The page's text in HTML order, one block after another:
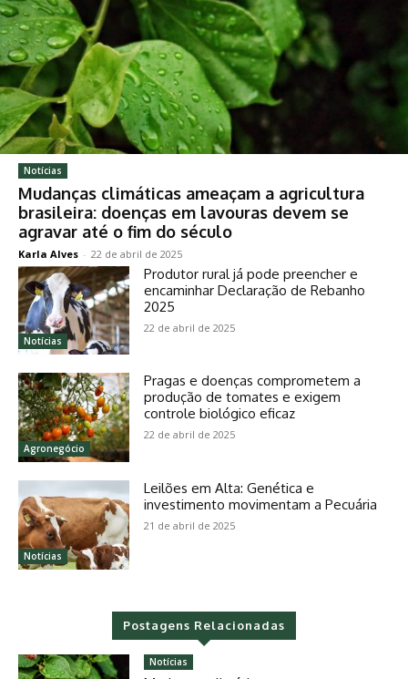
Notícias
Mudanças climáticas ameaçam a agricultura
brasileira: doenças em lavouras devem se
agravar até o fim do século
Karla Alves - 22 de abril de 2025
Notícias
Produtor rural já pode preencher e
encaminhar Declaração de Rebanho
2025
22 de abril de 2025
Agronegócio
Pragas e doenças comprometem a
produção de tomates e exigem
controle biológico eficaz
22 de abril de 2025
Notícias
Leilões em Alta: Genética e
investimento movimentam a Pecuária
21 de abril de 2025
Postagens Relacionadas
Notícias